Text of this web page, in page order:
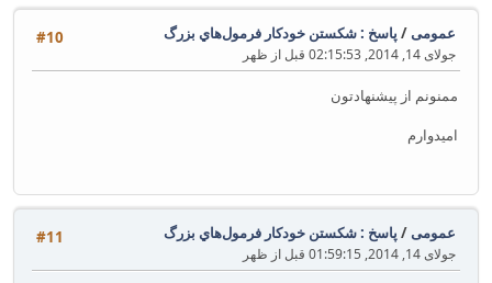
#10 عمومی/ پاسخ : شكستن خودكار فرمول‌هاي بزرگ
جولای 14, 2014, 02:15:53 قبل از ظهر
ممنونم از پيشنهادتون
اميدوارم
#11 عمومی / پاسخ : شكستن خودكار فرمول‌هاي بزرگ
جولای 14, 2014, 01:59:15 قبل از ظهر